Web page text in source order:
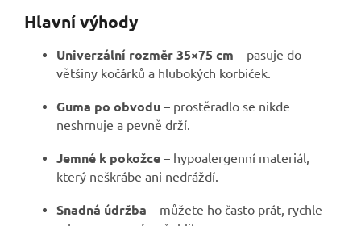
Hlavní výhody
Univerzální rozměr 35×75 cm – pasuje do
většiny kočárků a hlubokých korbiček.
Guma po obvodu – prostěradlo se nikde
neshrnuje a pevně drží.
Jemné k pokožce – hypoalergenní materiál,
který neškrábe ani nedráždí.
Snadná údržba – můžete ho často prát, rychle